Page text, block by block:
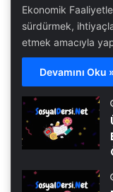
Ekonomik
sürdürmek,
etmek amacıyla
Devamını Oku